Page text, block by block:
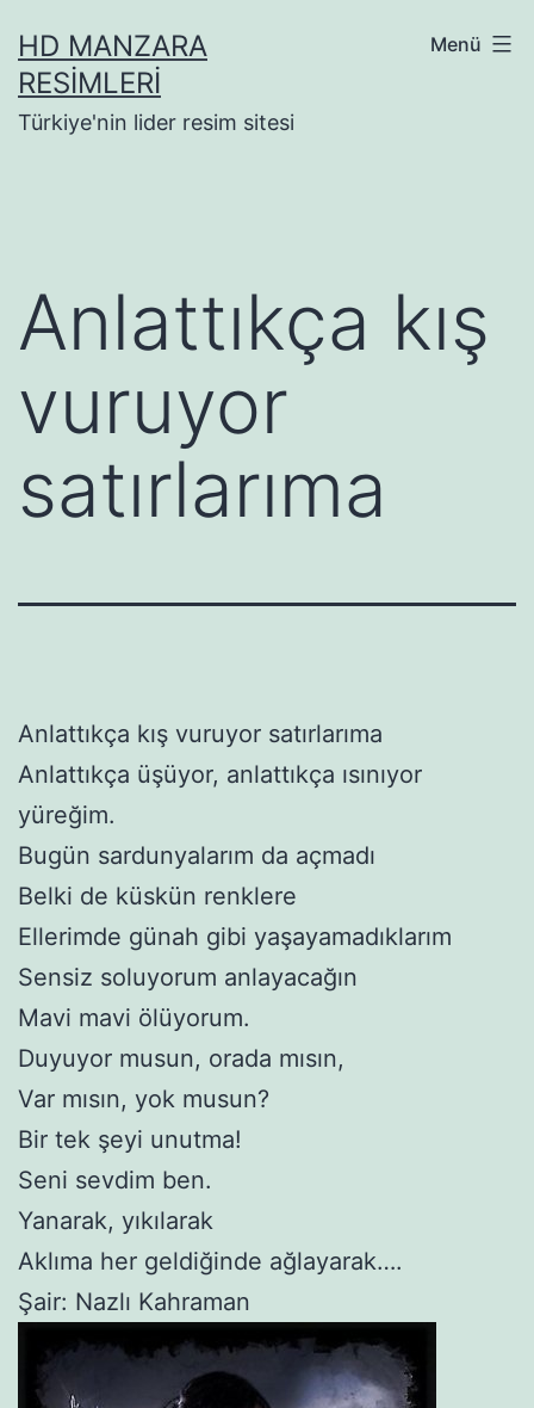
geçHD MANZARA
RESIMLERI
Türkiye'nin lider resim sitesi
Menü
Anlattıkça kış
vuruyor
satırlarıma
Anlattıkça kış vuruyor satırlarıma
Anlattıkça üşüyor, anlattıkça ısınıyor
yüreğim.
Bugün sardunyalarım da açmadı
Belki de küskün renklere
Ellerimde günah gibi yaşayamadıklarım
Sensiz soluyorum anlayacağın
Mavi mavi ölüyorum.
Duyuyor musun, orada mısın,
Var mısın, yok musun?
Bir tek şeyi unutma!
Seni sevdim ben.
Yanarak, yıkılarak
Aklıma her geldiğinde ağlayarak….
Şair: Nazlı Kahraman